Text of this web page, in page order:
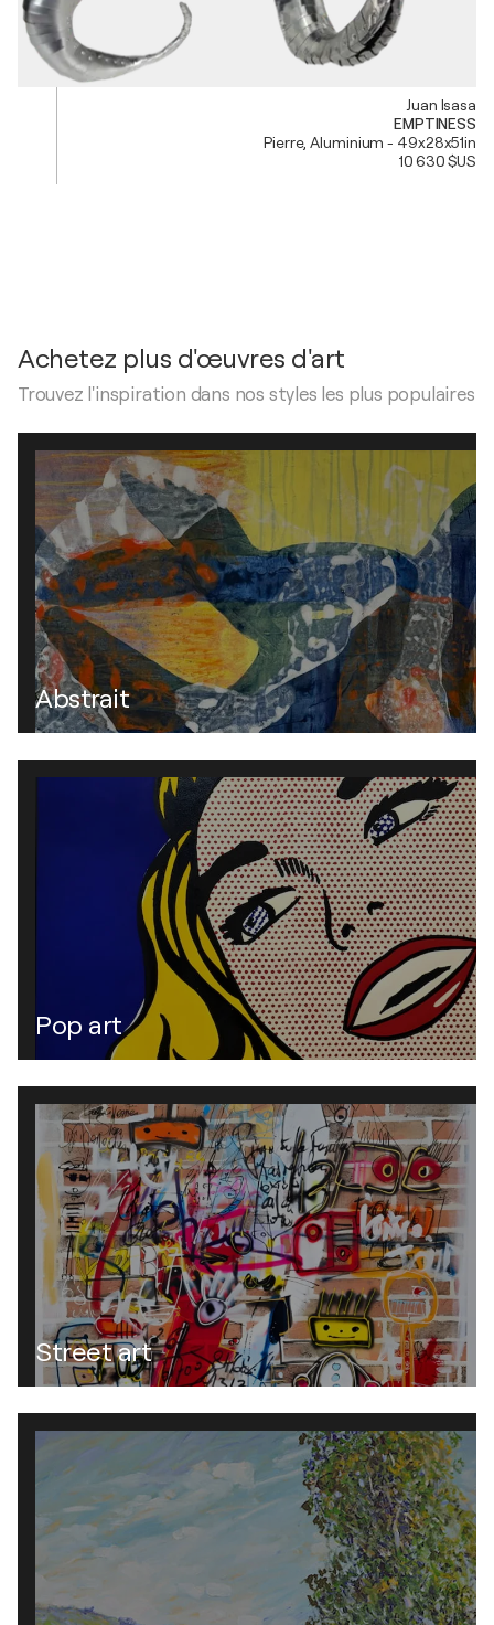
Juan Isasa
EMPTINESS
Pierre, Aluminium - 49x28x51in
10 630 $US
Achetez plus d'œuvres d'art
Trouvez l'inspiration dans nos styles les plus populaires
Abstrait
Pop art
Street art